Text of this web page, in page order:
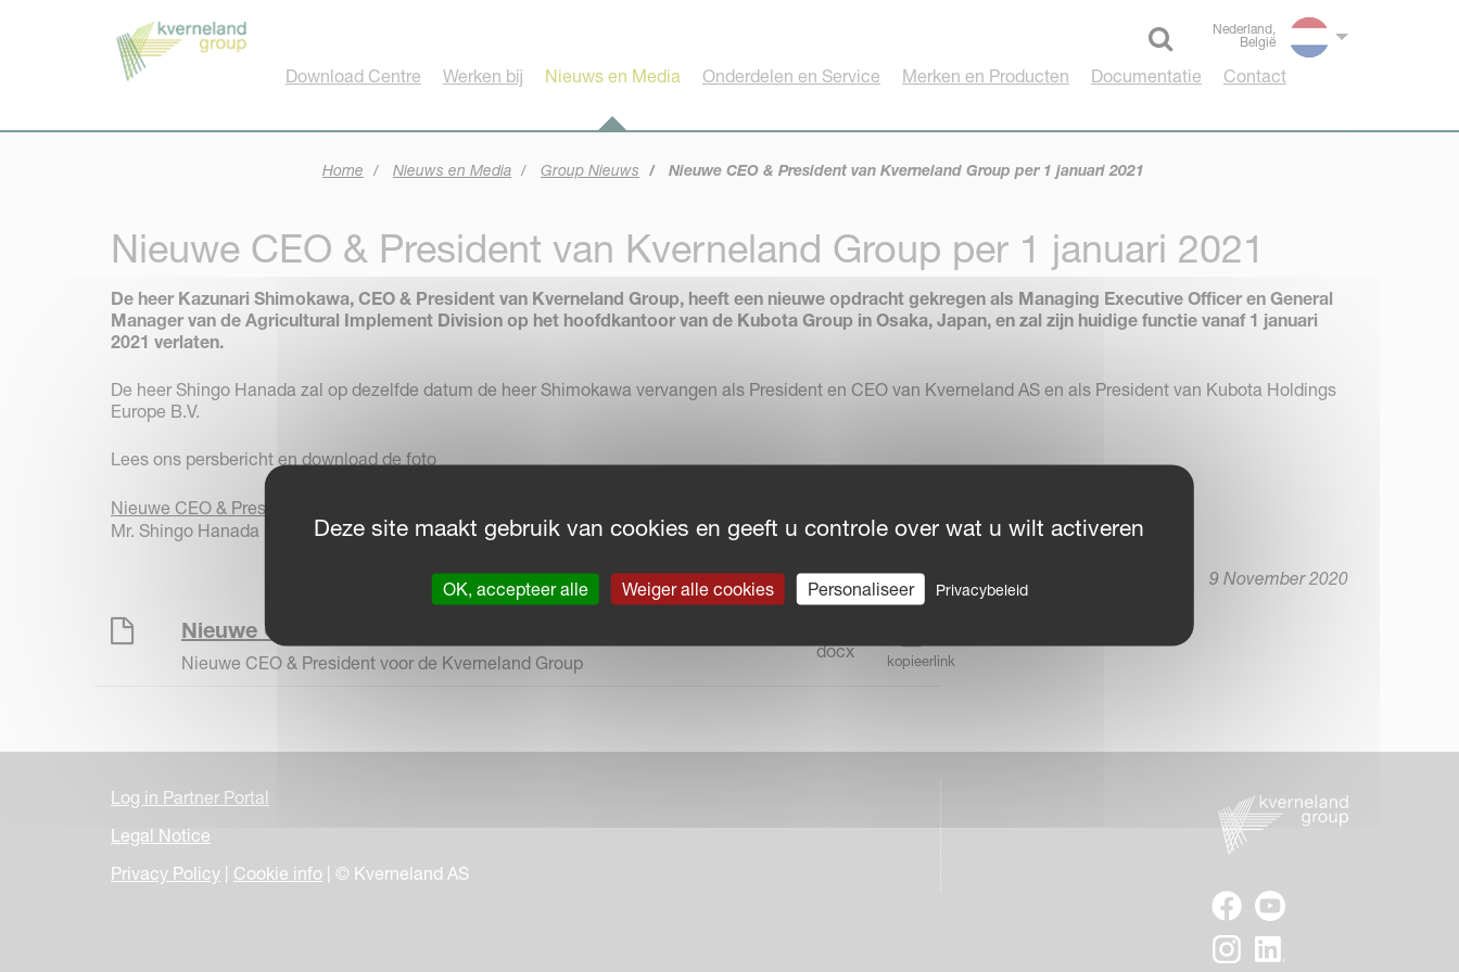
Nederland,
België
Select language
Download Centre Werken bij Nieuws en Media Onderdelen en Service Merken en Producten Documentatie Contact
Home Nieuws en Media Group Nieuws Nieuwe CEO & President van Kverneland Group per 1 januari 2021
Nieuwe CEO & President van Kverneland Group per 1 januari 2021
De heer Kazunari Shimokawa, CEO & President van Kverneland Group, heeft een nieuwe opdracht gekregen als Managing Executive Officer en General
Manager van de Agricultural Implement Division op het hoofdkantoor van de Kubota Group in Osaka, Japan, en zal zijn huidige functie vanaf 1 januari
2021 verlaten.
De heer Shingo Hanada zal op dezelfde datum de heer Shimokawa vervangen als President en CEO van Kverneland AS en als President van Kubota Holdings
Europe B.V.
Lees ons persbericht en download de foto
Nieuwe CEO & President
Mr. Shingo Hanada
9 November 2020
Nieuwe CEO & President
Nieuwe CEO & President voor de Kverneland Group
docx
kopieerlink
Log in Partner Portal
Legal Notice
Privacy Policy
Cookie info | © Kverneland AS
Deze site maakt gebruik van cookies en geeft u controle over wat u wilt activeren
OK, accepteer alle Weiger alle cookies Personaliseer Privacybeleid